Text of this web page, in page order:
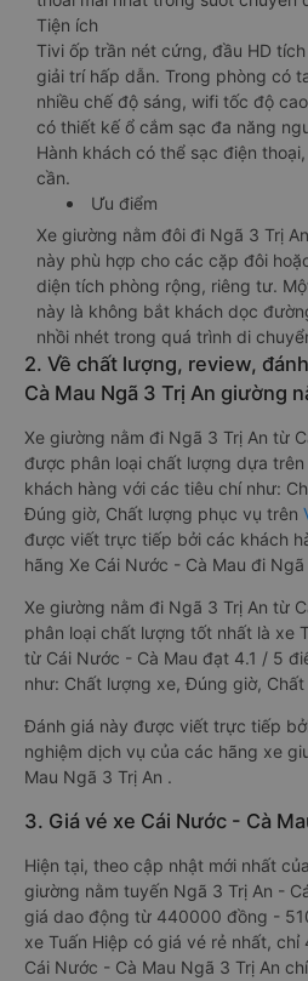
Tiện ích
Tivi ốp trần nét cứng, đầu HD
giải trí hấp dẫn. Trong phòng có
nhiều chế độ sáng, wifi tốc độ
có thiết kế ổ cắm sạc đa năng
Hành khách có thể sạc điện
cần.
Ưu điểm
Xe giường nằm đôi đi Ngã 3 Trị
này phù hợp cho các cặp đôi
diện tích phòng rộng, riêng tư.
này là không bắt khách dọc
nhồi nhét trong quá trình di
2. Về chất lượng, review,
Cà Mau Ngã 3 Trị An giường
Xe giường nằm đi Ngã 3 Trị An từ
được phân loại chất lượng dựa
khách hàng với các tiêu chí như:
Đúng giờ, Chất lượng phục vụ trên
được viết trực tiếp bởi các khách
hãng Xe Cái Nước - Cà Mau đi Ngã
Xe giường nằm đi Ngã 3 Trị An từ
phân loại chất lượng tốt nhất là xe
từ Cái Nước - Cà Mau đạt 4.1 / 5
như: Chất lượng xe, Đúng giờ,
Đánh giá này được viết trực tiếp
nghiệm dịch vụ của các hãng xe
Mau Ngã 3 Trị An .
3. Giá vé xe Cái Nước - Cà
Hiện tại, theo cập nhật mới nhất
giường nằm tuyến Ngã 3 Trị An -
giá dao động từ 440000 đồng -
xe Tuấn Hiệp có giá vé rẻ nhất,
Cái Nước - Cà Mau Ngã 3 Trị An